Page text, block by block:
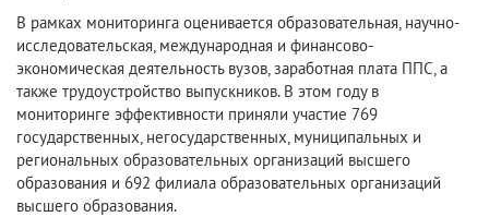
В рамках мониторинга оценивается образовательная, научно-
исследовательская, международная и финансово-
экономическая деятельность вузов, заработная плата ППС, а
также трудоустройство выпускников. В этом году в
мониторинге эффективности приняли участие 769
государственных, негосударственных, муниципальных и
региональных образовательных организаций высшего
образования и 692 филиала образовательных организаций
высшего образования.